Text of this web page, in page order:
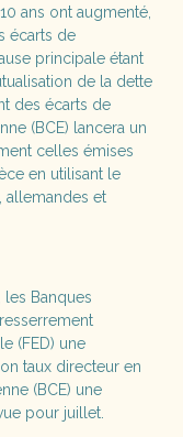
ans ont augmenté,
écarts de
principale étant
de la dette
des écarts de
(BCE) lancera un
celles émises
en utilisant le
allemandes et
les Banques
(FED) une
taux directeur en
(BCE) une
pour juillet.